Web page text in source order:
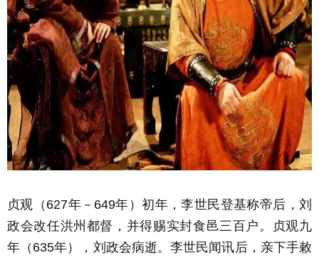
贞观（627年－649年）初年，李世民登基称帝后，刘
政会改任洪州都督，并得赐实封食邑三百户。贞观九
年（635年），刘政会病逝。李世民闻讯后，亲下手敕